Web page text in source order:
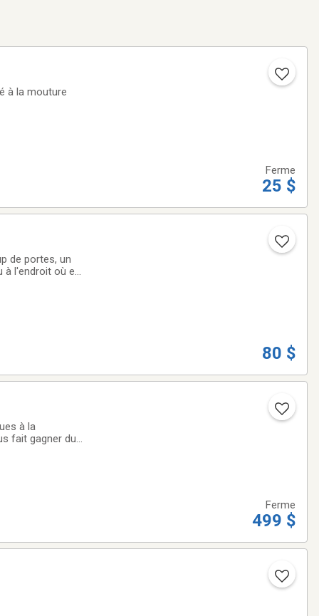
à la mouture
Ferme
25 $
de portes, un
à l'endroit où est
80 $
à la
fait gagner du
Ferme
499 $